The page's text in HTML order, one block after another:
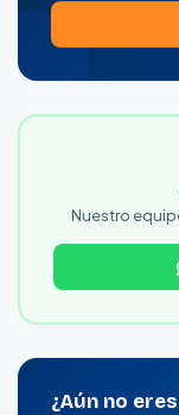
Nuestro
¿Aún no